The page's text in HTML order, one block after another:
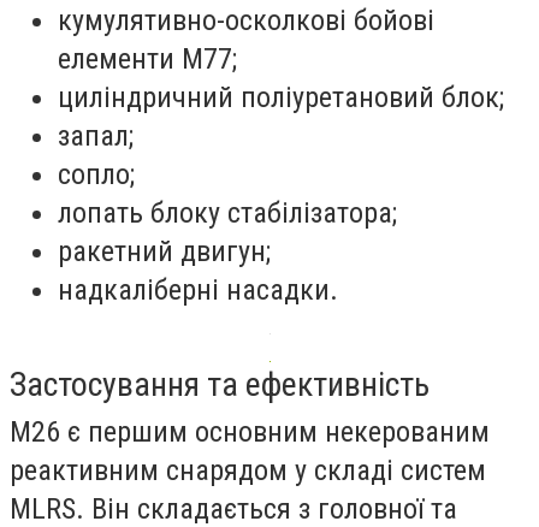
кумулятивно-осколкові бойові
елементи М77;
циліндричний поліуретановий блок;
запал;
сопло;
лопать блоку стабілізатора;
ракетний двигун;
надкаліберні насадки.
Застосування та ефективність
М26 є першим основним некерованим
реактивним снарядом у складі систем
MLRS. Він складається з головної та